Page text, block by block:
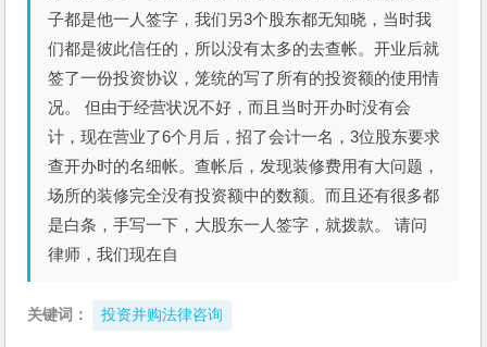
子都是他一人签字，我们另3个股东都无知晓，当时我
们都是彼此信任的，所以没有太多的去查帐。开业后就
签了一份投资协议，笼统的写了所有的投资额的使用情
况。 但由于经营状况不好，而且当时开办时没有会
计，现在营业了6个月后，招了会计一名，3位股东要求
查开办时的名细帐。查帐后，发现装修费用有大问题，
场所的装修完全没有投资额中的数额。而且还有很多都
是白条，手写一下，大股东一人签字，就拨款。 请问
律师，我们现在自
关键词： 投资并购法律咨询